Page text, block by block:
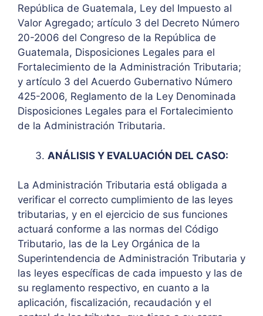
República de Guatemala, Ley del Impuesto al
Valor Agregado; artículo 3 del Decreto Número
20-2006 del Congreso de la República de
Guatemala, Disposiciones Legales para el
Fortalecimiento de la Administración Tributaria;
y artículo 3 del Acuerdo Gubernativo Número
425-2006, Reglamento de la Ley Denominada
Disposiciones Legales para el Fortalecimiento
de la Administración Tributaria.
ANÁLISIS Y EVALUACIÓN DEL CASO:
La Administración Tributaria está obligada a
verificar el correcto cumplimiento de las leyes
tributarias, y en el ejercicio de sus funciones
actuará conforme a las normas del Código
Tributario, las de la Ley Orgánica de la
Superintendencia de Administración Tributaria y
las leyes específicas de cada impuesto y las de
su reglamento respectivo, en cuanto a la
aplicación, fiscalización, recaudación y el